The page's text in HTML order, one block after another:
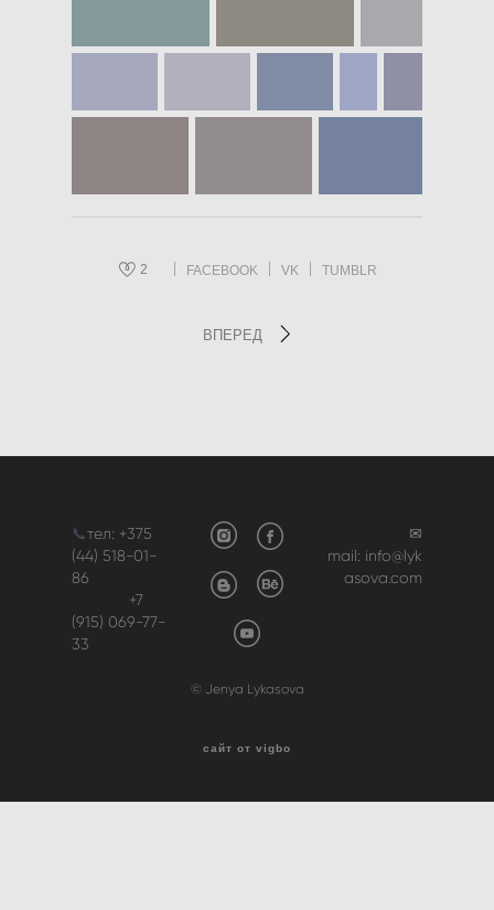
2 FACEBOOK VK TUMBLR
ВПЕРЕД
📞тел: +375
(44) 518-01-
86
+7
(915) 069-77-
33
✉
mail: info@lyk
asova.com
© Jenya Lykasova
сайт от vigbo